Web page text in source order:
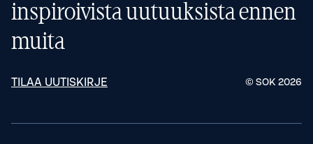
inspiroivista uutuuksista ennen
muita
TILAA UUTISKIRJE © SOK 2026